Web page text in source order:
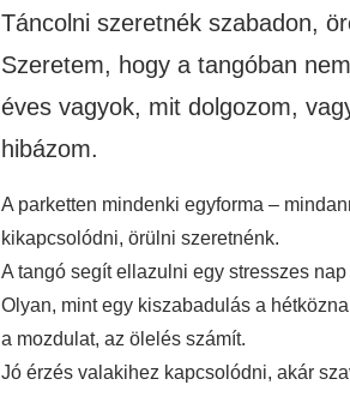
Táncolni szeretnék szabadon,
Szeretem, hogy a tangóban
éves vagyok, mit dolgozom,
hibázom.
A parketten mindenki egyforma –
kikapcsolódni, örülni szeretnénk.
A tangó segít ellazulni egy stresszes nap
Olyan, mint egy kiszabadulás a
a mozdulat, az ölelés számít.
Jó érzés valakihez kapcsolódni, akár